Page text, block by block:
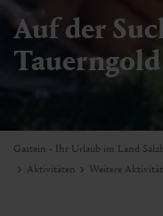
Auf der
Tauerngold
Gastein - Ihr Urlaub im Land
Aktivitäten
Weitere